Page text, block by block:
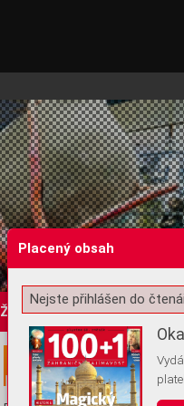
Žádost o souhlas s
Placený obsah
Nejste přihlášen do